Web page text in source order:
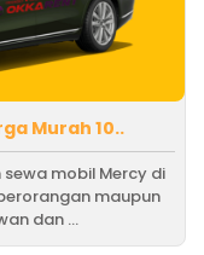
Murah 10..
mobil Mercy di
maupun
dan ...